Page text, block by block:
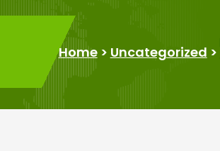
Home> Uncategorized >